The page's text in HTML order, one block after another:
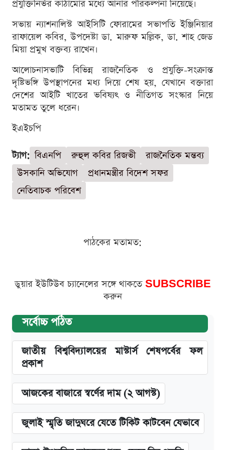
প্রযুক্তিনির্ভর কাঠামোর মধ্যে আনার পরিকল্পনা নিয়েছে।
সভায় ন্যাশনালিস্ট আইসিটি ফোরামের সভাপতি ইঞ্জিনিয়ার
রাফায়েল কবির, উপদেষ্টা ডা. মারুফ মল্লিক, ডা. শাহ জেড
মিয়া প্রমুখ বক্তব্য রাখেন।
আলোচনাসভাটি বিভিন্ন রাজনৈতিক ও প্রযুক্তি-সংক্রান্ত
দৃষ্টিভঙ্গি উপস্থাপনের মধ্য দিয়ে শেষ হয়, যেখানে বক্তারা
দেশের আইটি খাতের ভবিষ্যৎ ও নীতিগত সংস্কার নিয়ে
মতামত তুলে ধরেন।
ইএইচপি
ট্যাগ: বিএনপি রুহুল কবির রিজভী
রাজনৈতিক মন্তব্য
উসকানি অভিযোগ
প্রধানমন্ত্রীর বিদেশ সফর
নেতিবাচক পরিবেশ
পাঠকের মতামত:
ডুয়ার ইউটিউব চ্যানেলের সঙ্গে থাকতে SUBSCRIBE
করুন
সর্বোচ্চ পঠিত
জাতীয় বিশ্ববিদ্যালয়ের মাস্টার্স শেষপর্বের ফল
প্রকাশ
আজকের বাজারে স্বর্ণের দাম (২ আগস্ট)
জুলাই স্মৃতি জাদুঘরে যেতে টিকিট কাটবেন যেভাবে